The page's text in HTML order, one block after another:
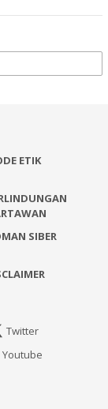
ETIK
SIBER
Twitter
Youtube